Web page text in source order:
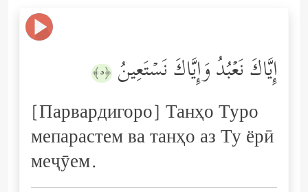
إِیَّاكَ نَعۡبُدُ وَإِیَّاكَ نَسۡتَعِینُ ﴿٥﴾
[Парвардигоро] Танҳо Туро
мепарастем ва танҳо аз Ту ёрӣ
меҷӯем.